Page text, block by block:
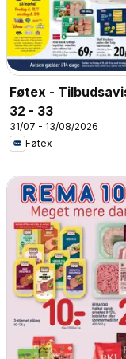
Føtex -
32 - 33
31/07 - 13/08/2026
Føtex